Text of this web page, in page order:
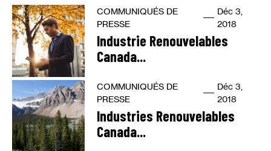
COMMUNIQUÉS DE
PRESSE
Déc 3,
2018
Industrie Renouvelables
Canada...
COMMUNIQUÉS DE
PRESSE
Déc 3,
2018
Industries Renouvelables
Canada...